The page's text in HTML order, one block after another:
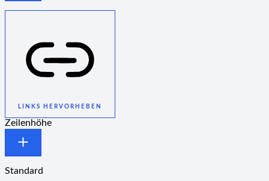
LINKS HERVORHEBEN
Zeilenhöhe
Standard